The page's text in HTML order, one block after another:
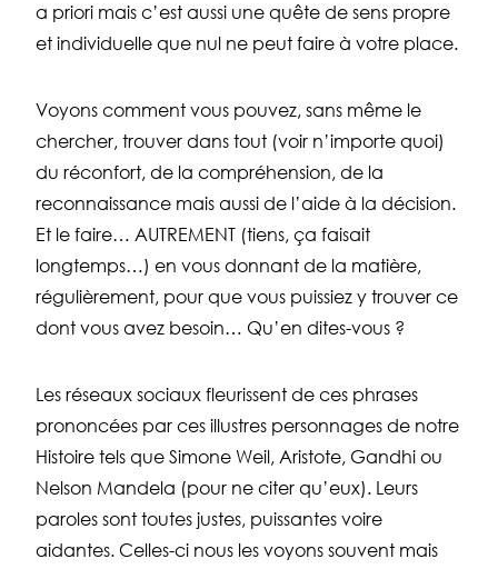
a priori mais c’est aussi une quête de sens propre
et individuelle que nul ne peut faire à votre place.
Voyons comment vous pouvez, sans même le
chercher, trouver dans tout (voir n’importe quoi)
du réconfort, de la compréhension, de la
reconnaissance mais aussi de l’aide à la décision.
Et le faire… AUTREMENT (tiens, ça faisait
longtemps…) en vous donnant de la matière,
régulièrement, pour que vous puissiez y trouver ce
dont vous avez besoin… Qu’en dites-vous ?
Les réseaux sociaux fleurissent de ces phrases
prononcées par ces illustres personnages de notre
Histoire tels que Simone Weil, Aristote, Gandhi ou
Nelson Mandela (pour ne citer qu’eux). Leurs
paroles sont toutes justes, puissantes voire
aidantes. Celles-ci nous les voyons souvent mais